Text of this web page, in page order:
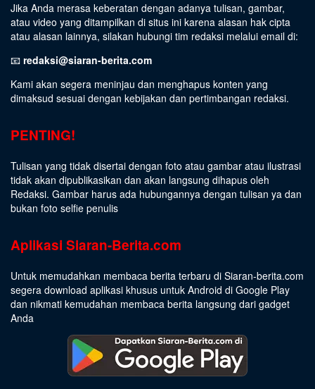
Jika Anda merasa keberatan dengan adanya tulisan, gambar,
atau video yang ditampilkan di situs ini karena alasan hak cipta
atau alasan lainnya, silakan hubungi tim redaksi melalui email di:
📧 redaksi@siaran-berita.com
Kami akan segera meninjau dan menghapus konten yang
dimaksud sesuai dengan kebijakan dan pertimbangan redaksi.
PENTING!
Tulisan yang tidak disertai dengan foto atau gambar atau ilustrasi
tidak akan dipublikasikan dan akan langsung dihapus oleh
Redaksi. Gambar harus ada hubungannya dengan tulisan ya dan
bukan foto selfie penulis
Aplikasi Siaran-Berita.com
Untuk memudahkan membaca berita terbaru di Siaran-berita.com
segera download aplikasi khusus untuk Android di Google Play
dan nikmati kemudahan membaca berita langsung dari gadget
Anda